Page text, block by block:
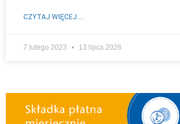
CZYTAJ WIĘCEJ ...
7 lutego 2023 13 lipca 2026